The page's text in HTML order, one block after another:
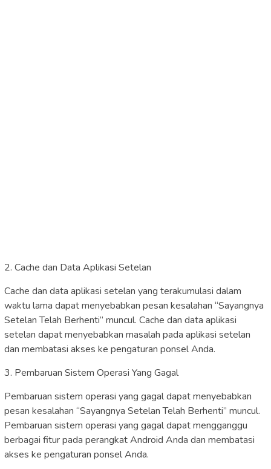
2. Cache dan Data Aplikasi Setelan
Cache dan data aplikasi setelan yang terakumulasi dalam
waktu lama dapat menyebabkan pesan kesalahan “Sayangnya
Setelan Telah Berhenti” muncul. Cache dan data aplikasi
setelan dapat menyebabkan masalah pada aplikasi setelan
dan membatasi akses ke pengaturan ponsel Anda.
3. Pembaruan Sistem Operasi Yang Gagal
Pembaruan sistem operasi yang gagal dapat menyebabkan
pesan kesalahan “Sayangnya Setelan Telah Berhenti” muncul.
Pembaruan sistem operasi yang gagal dapat mengganggu
berbagai fitur pada perangkat Android Anda dan membatasi
akses ke pengaturan ponsel Anda.